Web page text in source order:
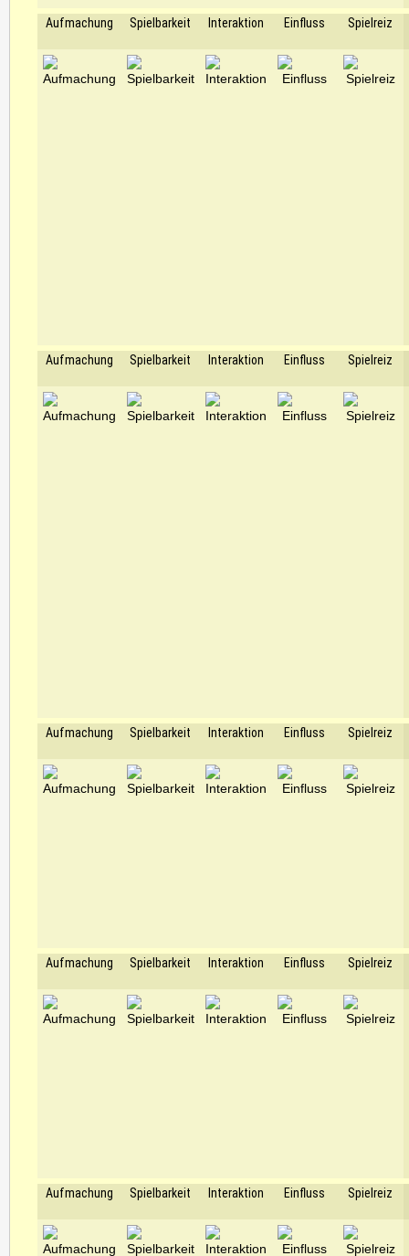
Aufmachung Spielbarkeit Interaktion Einfluss Spielreiz
Aufmachung Spielbarkeit Interaktion Einfluss Spielreiz
Aufmachung Spielbarkeit Interaktion Einfluss Spielreiz
Aufmachung Spielbarkeit Interaktion Einfluss Spielreiz
Aufmachung Spielbarkeit Interaktion Einfluss Spielreiz